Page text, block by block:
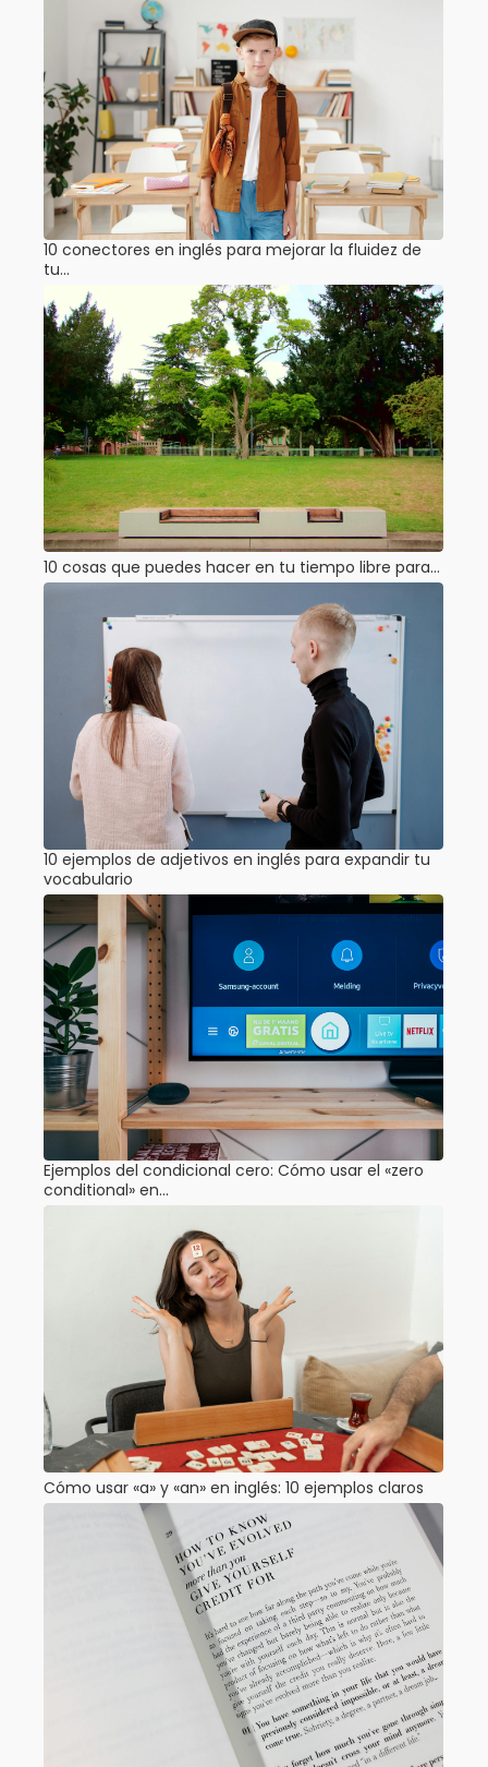
10 conectores en inglés para mejorar la fluidez de
tu…
10 cosas que puedes hacer en tu tiempo libre para…
10 ejemplos de adjetivos en inglés para expandir tu
vocabulario
Ejemplos del condicional cero: Cómo usar el «zero
conditional» en…
Cómo usar «a» y «an» en inglés: 10 ejemplos claros